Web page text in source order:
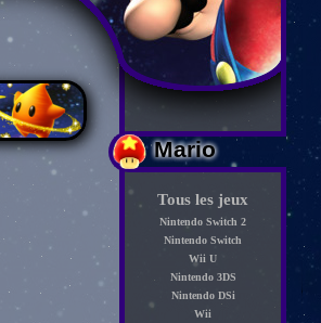
Mario
Tous les jeux
Nintendo Switch 2
Nintendo Switch
Wii U
Nintendo 3DS
Nintendo DSi
Wii